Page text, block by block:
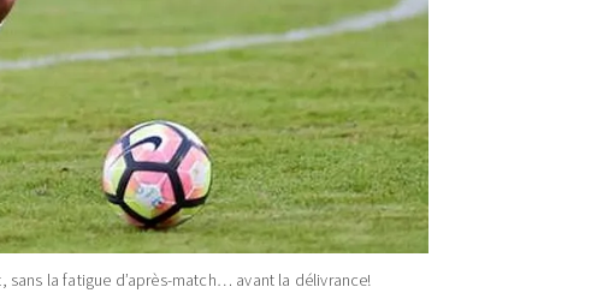
la fatigue d’après-match… avant la délivrance!